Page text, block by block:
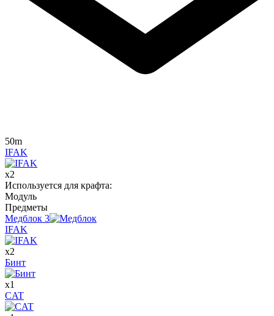
50m
IFAK
x2
Используется для крафта:
Модуль
Предметы
Медблок 3
IFAK
x2
Бинт
x1
CAT